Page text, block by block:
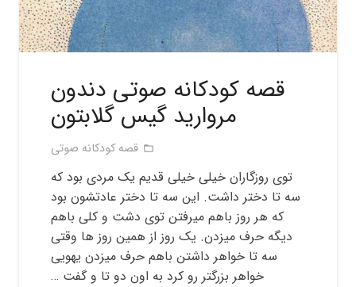
قصه کودکانه صوتی دندون
مروارید گیس گلابتون
folder_open قصه کودکانه صوتی
توی روزگاران خیلی خیلی قدیم یک مردی بود که
سه تا دختر داشت. این سه تا دختر عادتشون بود
که هر روز باهم میرفتن توی دشت و کلی باهم
دیگه حرف میزدن. یک روز از همین روز ها وقتی
سه تا خواهر داشتن باهم حرف میزدن یهویی
خواهر بزرگتر رو کرد به اون دو تا و گفت …